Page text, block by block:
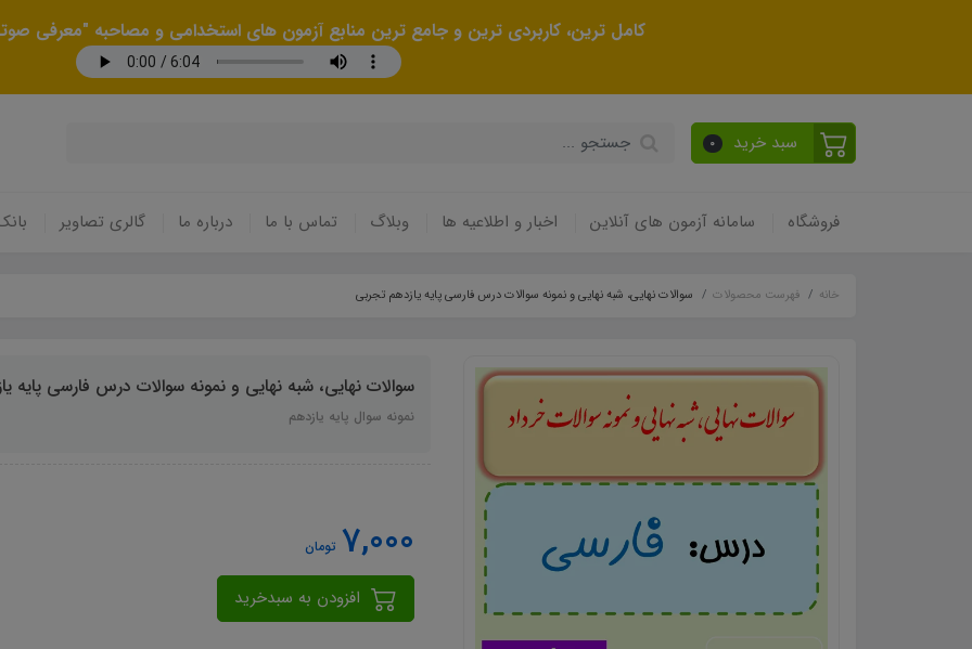
کامل ترین، کاربردی ترین و جامع ترین منابع آزمون های استخدامی و مصاحبه "معرفی
سبد خرید 0
فروشگاه سامانه آزمون های آنلاین اخبار و اطلاعیه ها وبلاگ تماس با ما درباره ما گالری تصاویر
خانه فهرست محصولات سوالات نهایی، شبه نهایی و نمونه سوالات درس فارسی پایه یازدهم تجربی
سوالات نهایی، شبه نهایی و نمونه سوالات درس فارسی پایه
نمونه سوال پایه یازدهم
7,000 تومان